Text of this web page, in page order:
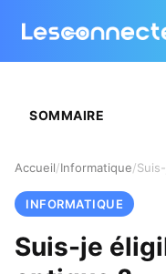
Accueil Informatique
INFORMATIQUE
Suis-je
SOMMAIRE